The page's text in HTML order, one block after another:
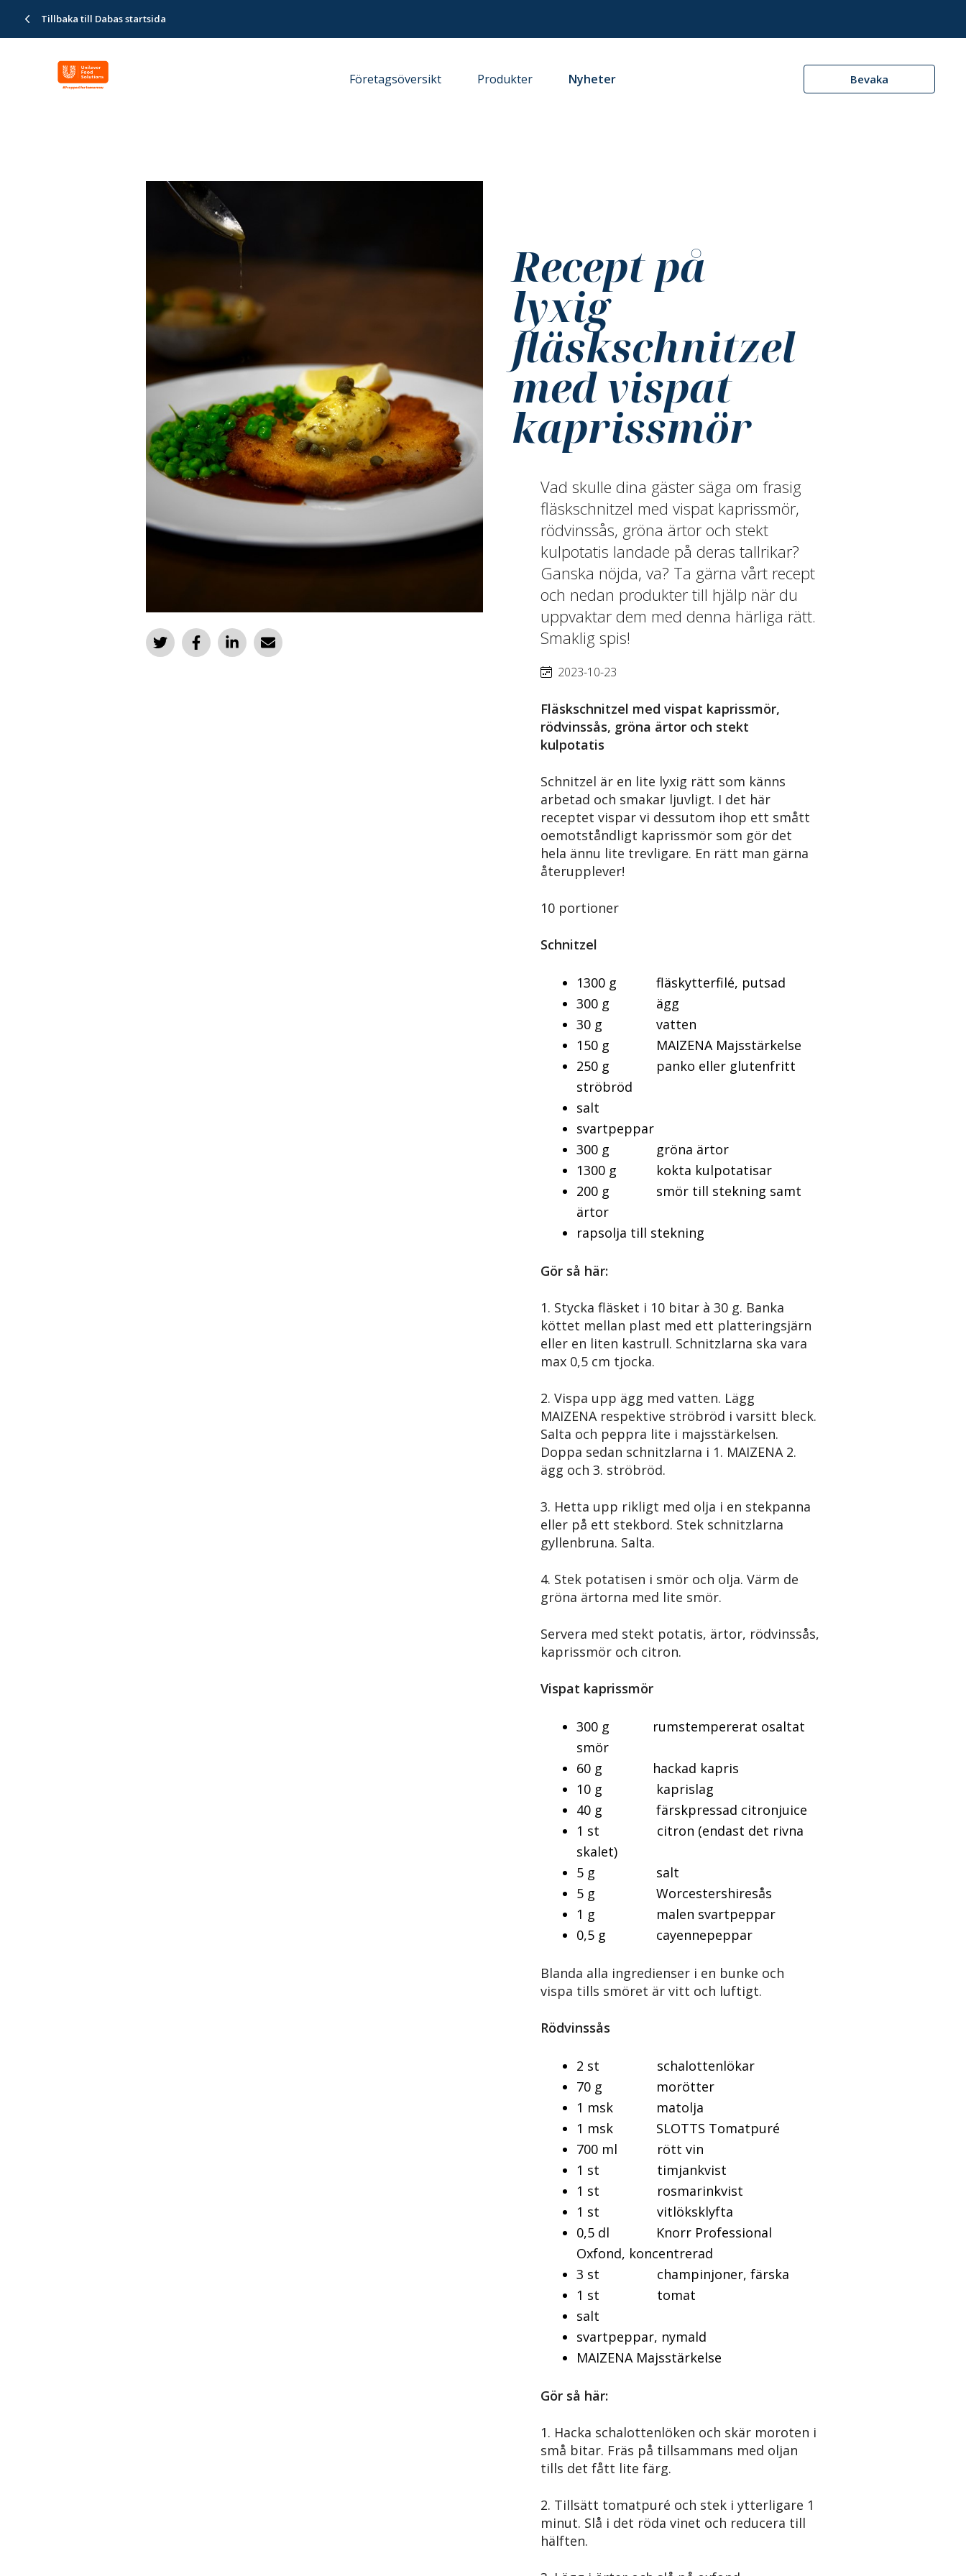
Tillbaka till Dabas startsida
Företagsöversikt Produkter Nyheter Bevaka
Recept på
lyxig
fläskschnitzel
med vispat
kaprissmör
Vad skulle dina gäster säga om frasig
fläskschnitzel med vispat kaprissmör,
rödvinssås, gröna ärtor och stekt
kulpotatis landade på deras tallrikar?
Ganska nöjda, va? Ta gärna vårt recept
och nedan produkter till hjälp när du
uppvaktar dem med denna härliga rätt.
Smaklig spis!
2023-10-23
Fläskschnitzel med vispat kaprissmör,
rödvinssås, gröna ärtor och stekt
kulpotatis
Schnitzel är en lite lyxig rätt som känns
arbetad och smakar ljuvligt. I det här
receptet vispar vi dessutom ihop ett smått
oemotståndligt kaprissmör som gör det
hela ännu lite trevligare. En rätt man gärna
återupplever!
10 portioner
Schnitzel
1300 g fläskytterfilé, putsad
300 g ägg
30 g vatten
150 g MAIZENA Majsstärkelse
250 g panko eller glutenfritt
ströbröd
salt
svartpeppar
300 g gröna ärtor
1300 g kokta kulpotatisar
200 g smör till stekning samt
ärtor
rapsolja till stekning
Gör så här:
1. Stycka fläsket i 10 bitar à 30 g. Banka
köttet mellan plast med ett platteringsjärn
eller en liten kastrull. Schnitzlarna ska vara
max 0,5 cm tjocka.
2. Vispa upp ägg med vatten. Lägg
MAIZENA respektive ströbröd i varsitt bleck.
Salta och peppra lite i majsstärkelsen.
Doppa sedan schnitzlarna i 1. MAIZENA 2.
ägg och 3. ströbröd.
3. Hetta upp rikligt med olja i en stekpanna
eller på ett stekbord. Stek schnitzlarna
gyllenbruna. Salta.
4. Stek potatisen i smör och olja. Värm de
gröna ärtorna med lite smör.
Servera med stekt potatis, ärtor, rödvinssås,
kaprissmör och citron.
Vispat kaprissmör
300 g rumstempererat osaltat
smör
60 g hackad kapris
10 g kaprislag
40 g färskpressad citronjuice
1 st citron (endast det rivna
skalet)
5 g salt
5 g Worcestershiresås
1 g malen svartpeppar
0,5 g cayennepeppar
Blanda alla ingredienser i en bunke och
vispa tills smöret är vitt och luftigt.
Rödvinssås
2 st schalottenlökar
70 g morötter
1 msk matolja
1 msk SLOTTS Tomatpuré
700 ml rött vin
1 st timjankvist
1 st rosmarinkvist
1 st vitlöksklyfta
0,5 dl Knorr Professional
Oxfond, koncentrerad
3 st champinjoner, färska
1 st tomat
salt
svartpeppar, nymald
MAIZENA Majsstärkelse
Gör så här:
1. Hacka schalottenlöken och skär moroten i
små bitar. Fräs på tillsammans med oljan
tills det fått lite färg.
2. Tillsätt tomatpuré och stek i ytterligare 1
minut. Slå i det röda vinet och reducera till
hälften.